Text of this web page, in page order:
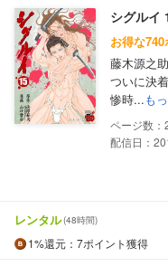
シグルイ
お得な
藤木源之
ついに決
惨時...も
配信日：
レンタル(48時間)
1%還元 ：7ポイント獲得